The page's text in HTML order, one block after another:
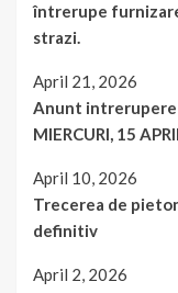
întrerupe
strazi.
April 21, 2026
Anunt intrerupere
MIERCURI, 15
April 10, 2026
Trecerea de
definitiv
April 2, 2026